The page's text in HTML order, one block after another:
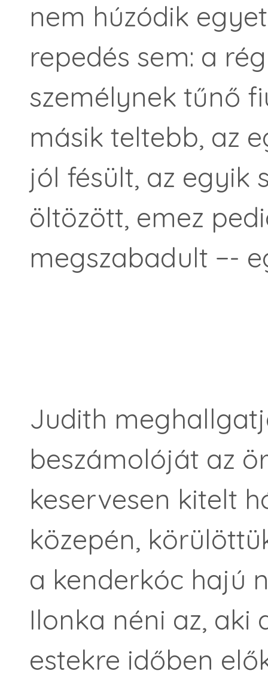
nem húzódik
repedés sem: a
személynek tűnő
másik teltebb, az
jól fésült, az egyik
öltözött, emez
megszabadult −-
Judith
beszámolóját az
keservesen kitelt
közepén,
a kenderkóc hajú
Ilonka néni az, aki
estekre időben